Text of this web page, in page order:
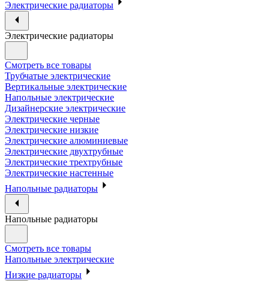
Электрические радиаторы
Электрические радиаторы
Смотреть все товары
Трубчатые электрические
Вертикальные электрические
Напольные электрические
Дизайнерские электрические
Электрические черные
Электрические низкие
Электрические алюминиевые
Электрические двухтрубные
Электрические трехтрубные
Электрические настенные
Напольные радиаторы
Напольные радиаторы
Смотреть все товары
Напольные электрические
Низкие радиаторы